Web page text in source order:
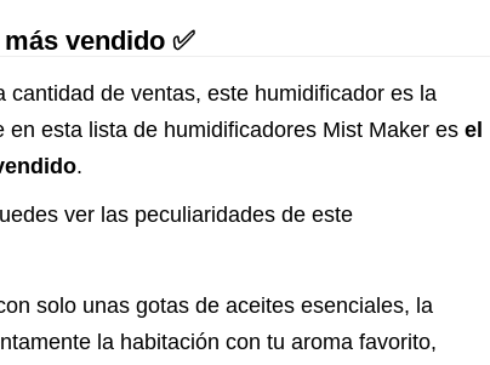
vendido ✅
cantidad de ventas, este humidificador es la
en esta lista de humidificadores Mist Maker es el
.
ver las peculiaridades de este
solo unas gotas de aceites esenciales, la
la habitación con tu aroma favorito,